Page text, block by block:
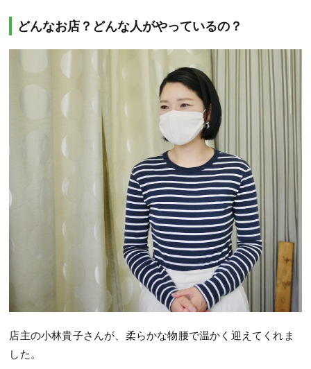
どんなお店？どんな人がやっているの？
店主の小林貴子さんが、柔らかな物腰で温かく迎えてくれま
した。